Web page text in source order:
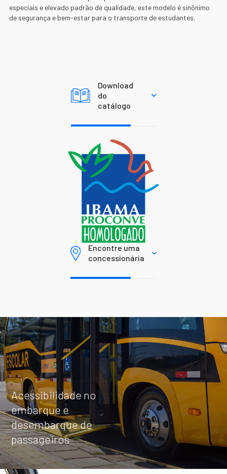
Capacidade máxima de
até 53 passageiros + motorista
ATTACK 10
Attack 10
Capacidade máxima de
até 60+1 passageiros
Explore
ATTACK 9
especiais e elevado padrão de qualidade, este modelo é sinônimo
de segurança e bem-estar para o transporte de estudantes.
Download
do
catálogo
Encontre uma
concessionária
Acessibilidade no
embarque e
desembarque de
passageiros